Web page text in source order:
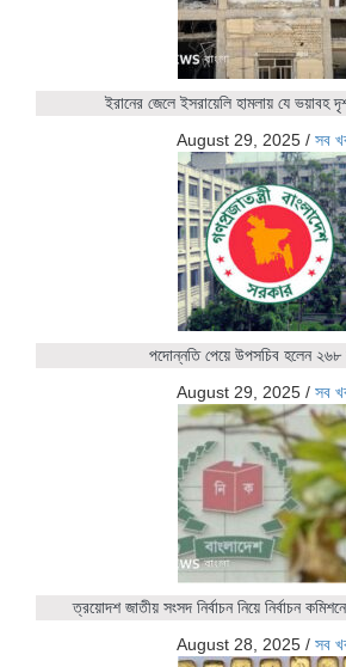
ইরানের জেলে ইসরায়েলি হামলায় যে ভয়াবহ
August 29, 2025 / সব
পদোন্নতি পেয়ে উপসচিব হলেন ২৬৮
August 29, 2025 / সব
ত্রয়োদশ জাতীয় সংসদ নির্বাচন নিয়ে নির্বাচন
August 28, 2025 / সব